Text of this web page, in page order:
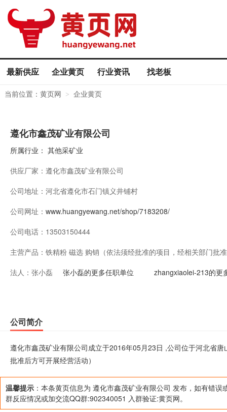
最新供应 企业黄页 行业资讯 找老板
当前位置： 黄页网 > 企业黄页
遵化市鑫茂矿业有限公司
所属行业： 其他采矿业
供应厂家： 遵化市鑫茂矿业有限公司
公司地址： 河北省遵化市石门镇义井铺村
公司网址： www.huangyewang.net/shop/7183208/
公司电话： 13503150444
主营产品： 铁精粉 磁选 购销（依法须经批准的项目，经相关部门批
法人： 张小磊 张小磊的更多任职单位 zhangxiaolei-213的更
公司简介
遵化市鑫茂矿业有限公司成立于2016年05月23日 ,公司位于河北省
批准后方可开展经营活动）
温馨提示 ：本条黄页信息为 遵化市鑫茂矿业有限公司 发布，如有错误
群反应情况或加交流QQ群:902340051 入群验证:黄页网。